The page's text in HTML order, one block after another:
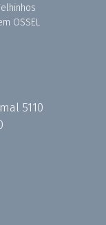
OSSEL
5110